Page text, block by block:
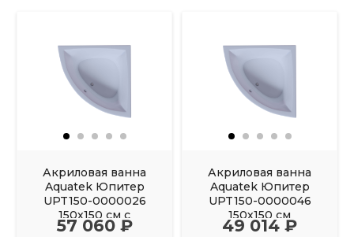
Акриловая ванна
Aquatek Юпитер
UPT150-0000026
150х150 см с
фронтальным
57 060 ₽
Акриловая ванна
Aquatek Юпитер
UPT150-0000046
150х150 см
49 014 ₽